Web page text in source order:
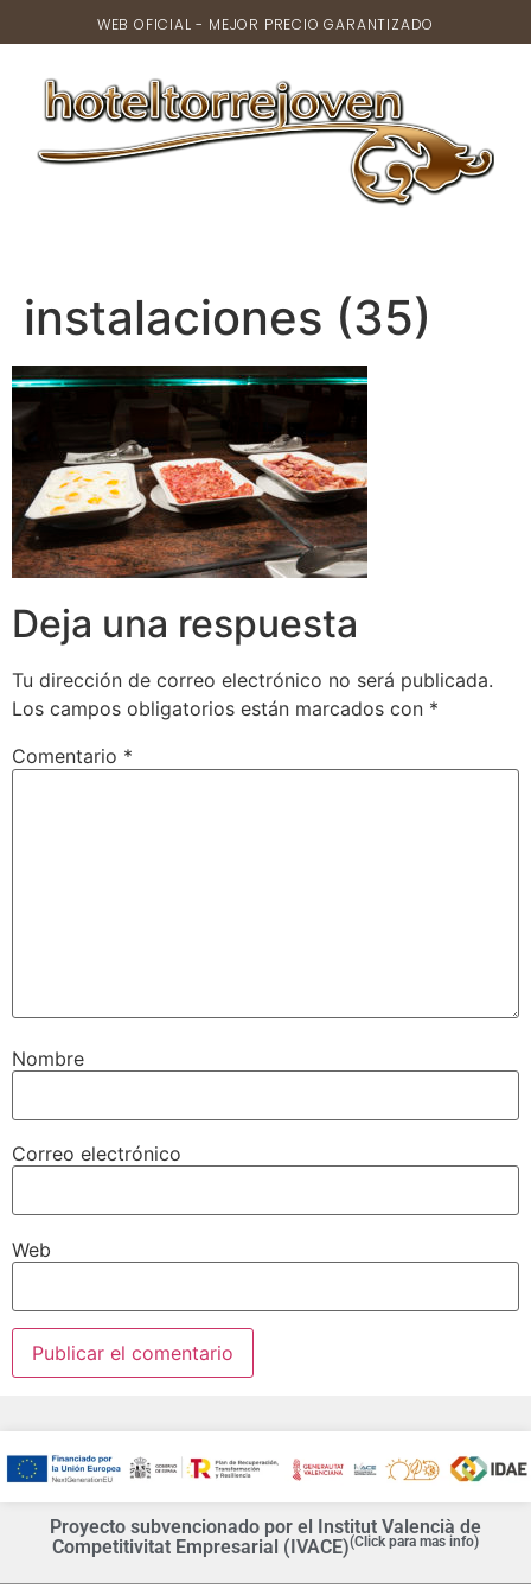
WEB OFICIAL - MEJOR PRECIO GARANTIZADO
instalaciones (35)
Deja una respuesta
Tu dirección de correo electrónico no será publicada.
Los campos obligatorios están marcados con *
Comentario *
Nombre
Correo electrónico
Web
Proyecto subvencionado por el Institut Valencià de
Competitivitat Empresarial (IVACE)(Click para mas info)